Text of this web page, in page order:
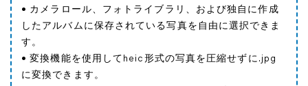
• カメラロール、フォトライブラリ、および独自に作成
したアルバムに保存されている写真を自由に選択できま
す。
• 変換機能を使用してheic形式の写真を圧縮せずに.jpg
に変換できます。